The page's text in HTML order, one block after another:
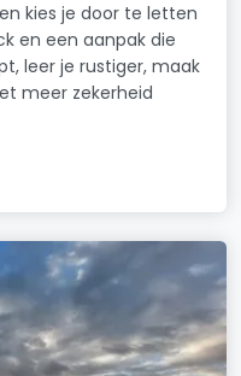
kies je door te letten
en een aanpak die
leer je rustiger, maak
meer zekerheid